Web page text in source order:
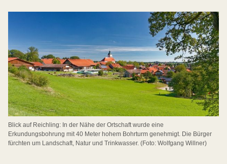
Gemeinden im Erdgas-Konzessionsgebiet „Lech Ost“
sowie die Landrätin des Landkreises Lech den
bayerischen Wirtschaftsminister Aiwanger auf, die
auslaufende Konzession für den Investor MCF Energy
nicht zu verlängern, bis “die Suche nach einem neuen
Standort für einen Brunnen der Gemeinde Reichling
und die tatsächliche Lage der
Trinkwassereinzugsgebiete in den betroffenen
Gemeinden und Zweckverbänden abgeschlossen ist”,
wie es in einem offenen Brief an den Minister heißt.
Blick auf Reichling: In der Nähe der Ortschaft wurde eine
Erkundungsbohrung mit 40 Meter hohem Bohrturm genehmigt. Die Bürger
fürchten um Landschaft, Natur und Trinkwasser. (Foto: Wolfgang Willner)